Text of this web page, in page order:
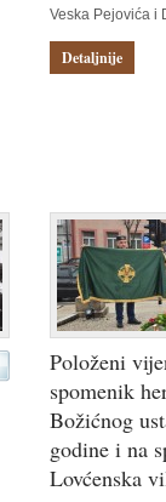
Veska Pejovića
Detaljnije
Položeni
spomenik
Božićnog
godine i na
Lovćenska